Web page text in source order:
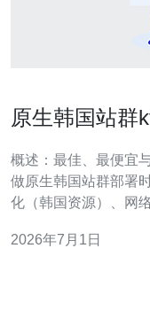
原生韩国站群
概述：最佳、最便宜
做原生韩国站群部署
化（韩国资源）、网
云主机，获得最低延
2026年7月1日